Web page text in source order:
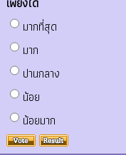
มากที่สุด
มาก
ปานกลาง
น้อย
น้อยมาก